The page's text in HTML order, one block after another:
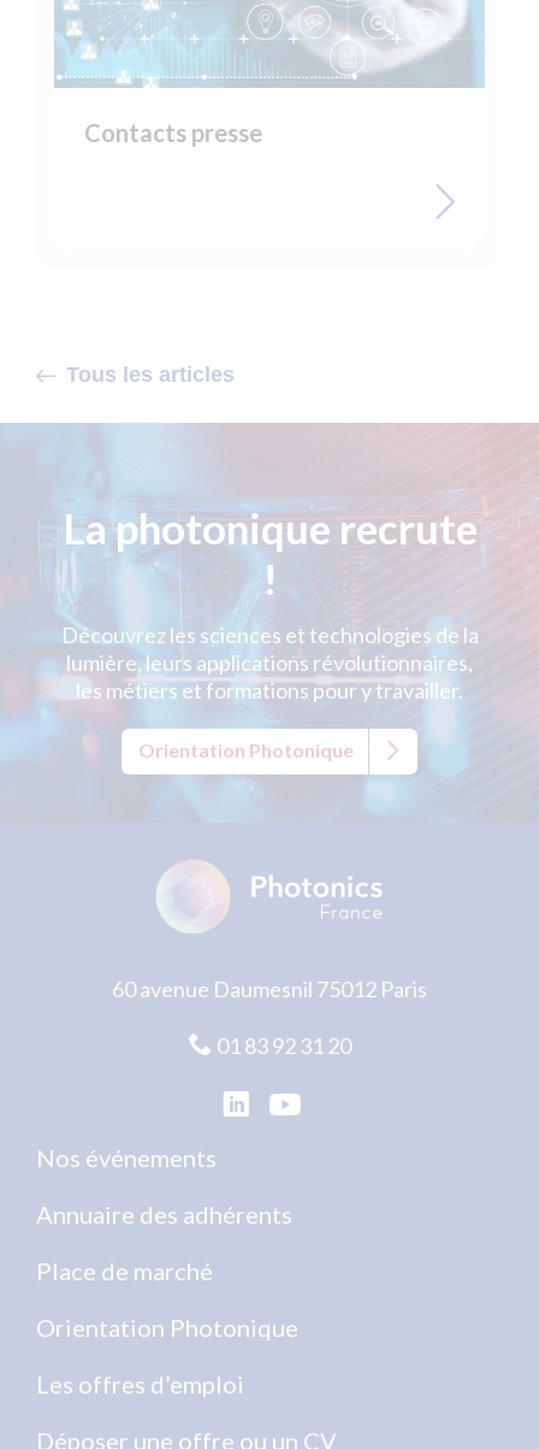
Contacts presse
Tous les articles
La photonique recrute
!
Découvrez les sciences et technologies de la
lumière, leurs applications révolutionnaires,
les métiers et formations pour y travailler.
Orientation Photonique
60 avenue Daumesnil 75012 Paris
01 83 92 31 20
Nos événements
Annuaire des adhérents
Place de marché
Orientation Photonique
Les offres d’emploi
Déposer une offre ou un CV